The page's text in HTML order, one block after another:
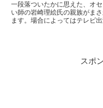
一段落ついたかに思えた、オ
い師の岩崎理絵氏の親族がま
ます。場合によってはテレビ
スポ